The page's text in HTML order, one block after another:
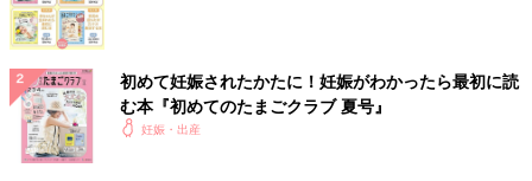
3/7 40w5d
この時間まで寝落ちを繰り返しながら朝を迎える
痛み遠のいた感じ
促進剤用の点滴針だけ＋採血
モニター観察
初めて妊娠されたかたに！妊娠がわかったら最初に読
む本『初めてのたまごクラブ 夏号』
妊娠・出産